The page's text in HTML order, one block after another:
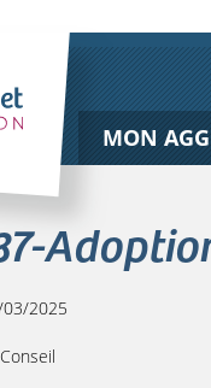
MON
2025